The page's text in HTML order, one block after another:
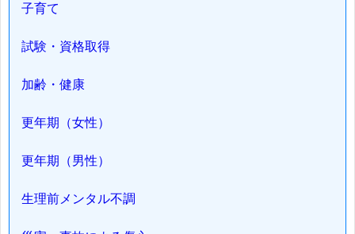
子育て
試験・資格取得
加齢・健康
更年期（女性）
更年期（男性）
生理前メンタル不調